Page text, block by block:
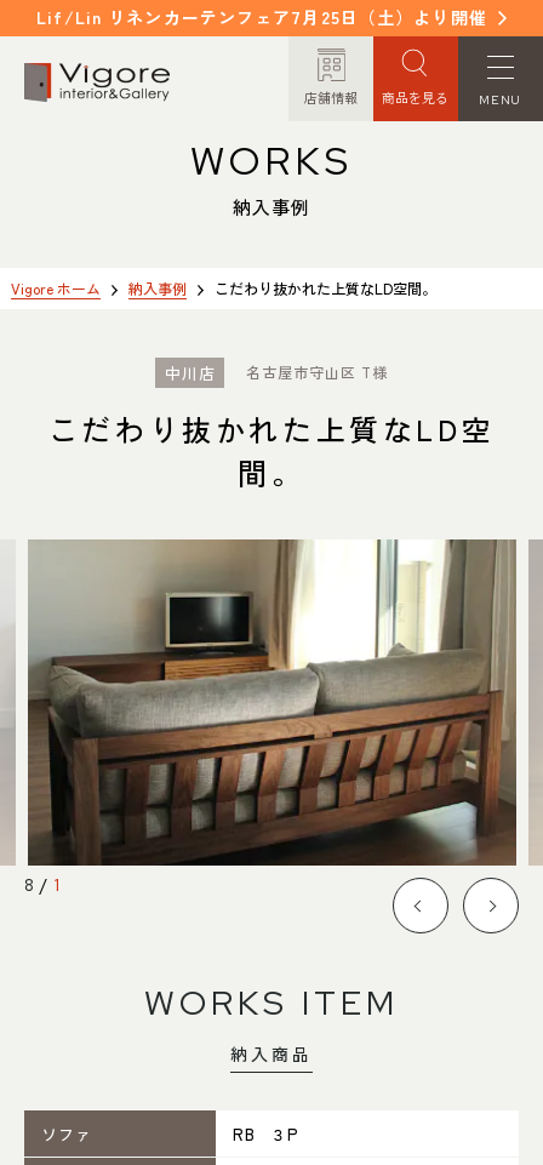
Lif/Lin リネンカーテンフェア7月25日（土）より開催
店舗情報 商品を見る MENU
イベント/ニュース
CONCEPT
ITEM
WORKS
よくあるご質問
コラム
SHOP INFO
中川店
MEITO
名東店
ORDER MADE
オーダーメイド
CONTACT
お問い合わせ
PRIVACY POLICY
プライバシーポリシー
TRANSACTION
特定商取引法に基づく表記
〒454-0825 名古屋市中川区好
土・日・祝 11：00～19：00
タップで電話をかける
WORKS
納入事例
Vigore ホーム 納入事例 こだわり抜かれた上質なLD空間。
中川店 名古屋市守山区 T様
こだわり抜かれた上質なLD空
間。
8 / 1
WORKS ITEM
納入商品
ソファ RB ３P